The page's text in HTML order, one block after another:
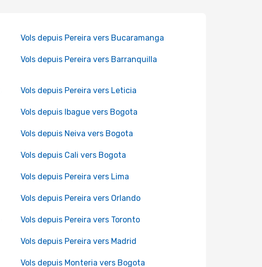
Vols depuis Pereira vers Bucaramanga
Vols depuis Pereira vers Barranquilla
Vols depuis Pereira vers Leticia
Vols depuis Ibague vers Bogota
Vols depuis Neiva vers Bogota
Vols depuis Cali vers Bogota
Vols depuis Pereira vers Lima
Vols depuis Pereira vers Orlando
Vols depuis Pereira vers Toronto
Vols depuis Pereira vers Madrid
Vols depuis Monteria vers Bogota